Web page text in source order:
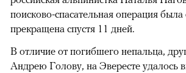
поисково-спасательная операция
прекращена спустя 11 дней.
В отличие от погибшего непальца,
Андрею Голову, на Эвересте удалось